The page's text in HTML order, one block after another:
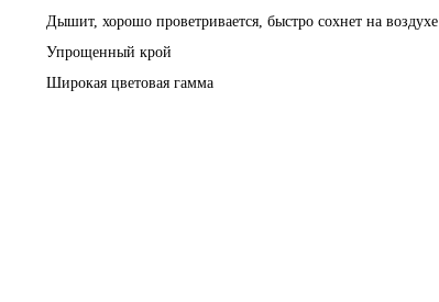
Дышит, хорошо проветривается, быcтро сохнет на воздухе
Упрощенный крой
Широкая цветовая гамма